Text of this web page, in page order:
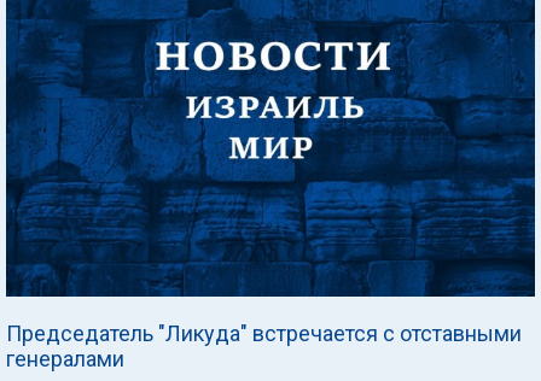
Председатель "Ликуда" встречается с отставными
генералами